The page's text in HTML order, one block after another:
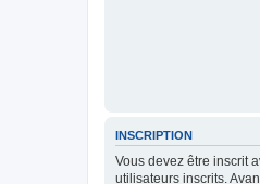
INSCRIPTION
Vous devez être inscrit
utilisateurs inscrits.